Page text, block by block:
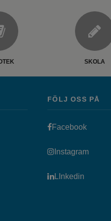
SKOLA
webbplats, öppnas i nytt
FÖLJ OSS PÅ
FacebookLänk
InstagramLänk
LInkedin